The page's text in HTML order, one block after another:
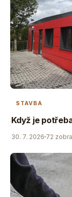
STAVBA
Když je
30. 7. 2026 72